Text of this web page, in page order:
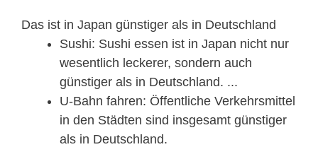
Das ist in Japan günstiger als in Deutschland
Sushi: Sushi essen ist in Japan nicht nur
wesentlich leckerer, sondern auch
günstiger als in Deutschland. ...
U-Bahn fahren: Öffentliche Verkehrsmittel
in den Städten sind insgesamt günstiger
als in Deutschland.